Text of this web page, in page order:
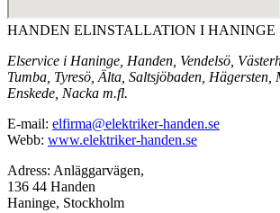
HANDEN ELINSTALLATION I HANINGE
Elservice i Haninge, Handen, Vendelsö,
Tumba, Tyresö, Älta, Saltsjöbaden, Hägersten,
Enskede, Nacka m.fl.
E-mail: elfirma@elektriker-handen.se
Webb: www.elektriker-handen.se
Adress: Anläggarvägen,
136 44 Handen
Haninge, Stockholm